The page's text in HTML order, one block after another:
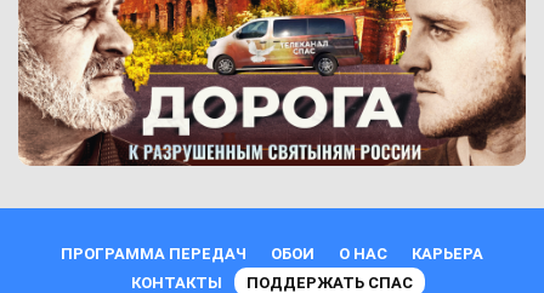
ПРОГРАММА ПЕРЕДАЧ ОБОИ О НАС
КАРЬЕРА
КОНТАКТЫ
ПОДДЕРЖАТЬ СПАС